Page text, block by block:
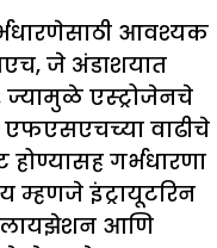
आवश्यक
जे अंडाशयात
ज्यामुळे एस्ट्रोजेनचे
एफएसएचच्या वाढीचे
गर्भधारणा
इंट्रायूटरिन
आणि